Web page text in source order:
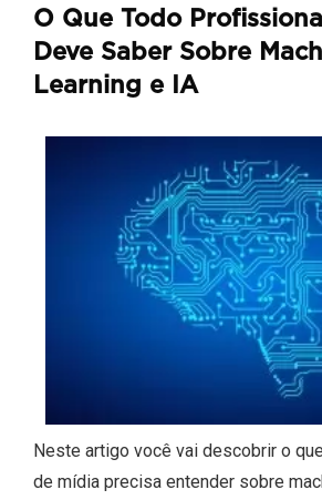
O Que Todo
Deve Saber Sobre
Learning e IA
Neste artigo você vai descobrir o
de mídia precisa entender sobre